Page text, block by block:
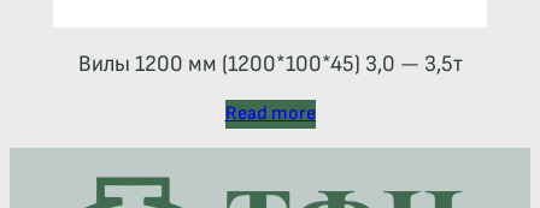
Вилы 1200 мм (1200*100*45) 3,0 — 3,5т
Read more